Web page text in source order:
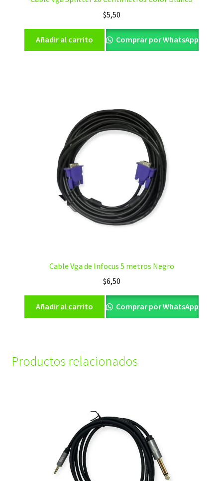
$5,50
Añadir al carrito Comprar por WhatsApp
Cable Vga de Infocus 5 metros Negro
$6,50
Añadir al carrito Comprar por WhatsApp
Productos relacionados